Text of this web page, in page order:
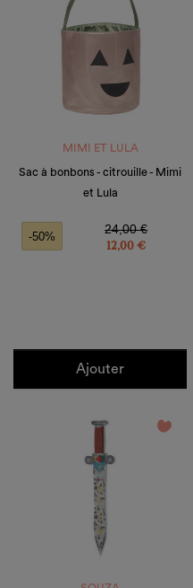
MIMI ET LULA
Sac à bonbons - citrouille - Mimi
et Lula
Prix de base
24,00 €
-50%
Prix
12,00 €
Ajouter
favorite_border